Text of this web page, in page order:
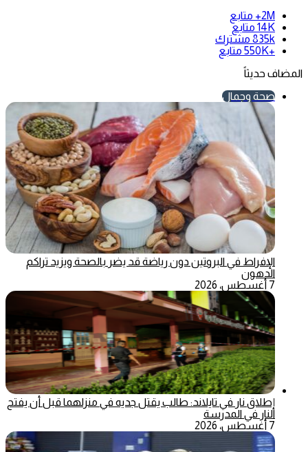
2M+
متابع
14K متابع
835k مشترك
+550K
متابع
المضاف حديثاً
صحة وجمال
الإفراط في البروتين دون رياضة قد يضر بالصحة ويزيد تراكم
الدهون
7 أغسطس، 2026
إطلاق نار في تايلاند: طالب يقتل جديه في منزلهما قبل أن يفتح
النار في المدرسة
7 أغسطس، 2026